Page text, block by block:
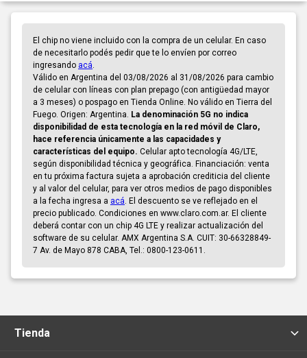
El chip no viene incluido con la compra de un celular. En caso
de necesitarlo podés pedir que te lo envíen por correo
ingresando acá
Válido en Argentina del 03/08/2026 al 31/08/2026 para cambio
de celular con líneas con plan prepago (con antigüedad mayor
a 3 meses) o pospago en Tienda Online. No válido en Tierra del
Fuego. Origen: Argentina. La denominación 5G no indica
disponibilidad de esta tecnología en la red móvil de Claro,
hace referencia únicamente a las capacidades y
características del equipo. Celular apto tecnología 4G/LTE,
según disponibilidad técnica y geográfica. Financiación: venta
en tu próxima factura sujeta a aprobación crediticia del cliente
y al valor del celular, para ver otros medios de pago disponibles
a la fecha ingresa a acá . El descuento se ve reflejado en el
precio publicado. Condiciones en www.claro.com.ar. El cliente
deberá contar con un chip 4G LTE y realizar actualización del
software de su celular. AMX Argentina S.A. CUIT: 30-66328849-
7 Av. de Mayo 878 CABA, Tel.: 0800-123-0611.
Tienda